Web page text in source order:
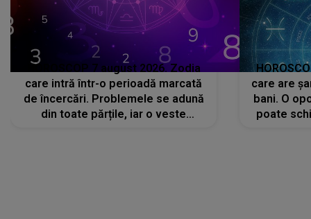
HOROSCOP 7 august 2026. Zodia
care intră într-o perioadă marcată
de încercări. Problemele se adună
din toate părțile, iar o veste
care are
bani. O
poate